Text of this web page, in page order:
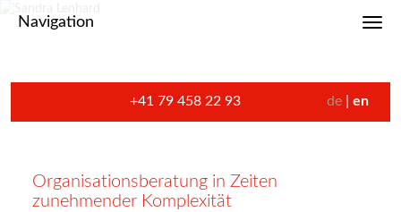
Navigation
+41 79 458 22 93 de en
Organisationsberatung in Zeiten
zunehmender Komplexität